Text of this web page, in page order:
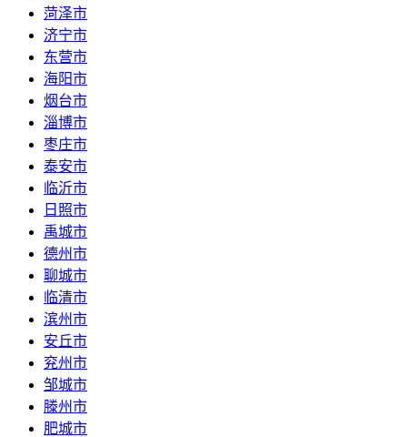
菏泽市
济宁市
东营市
海阳市
烟台市
淄博市
枣庄市
泰安市
临沂市
日照市
禹城市
德州市
聊城市
临清市
滨州市
安丘市
兖州市
邹城市
滕州市
肥城市